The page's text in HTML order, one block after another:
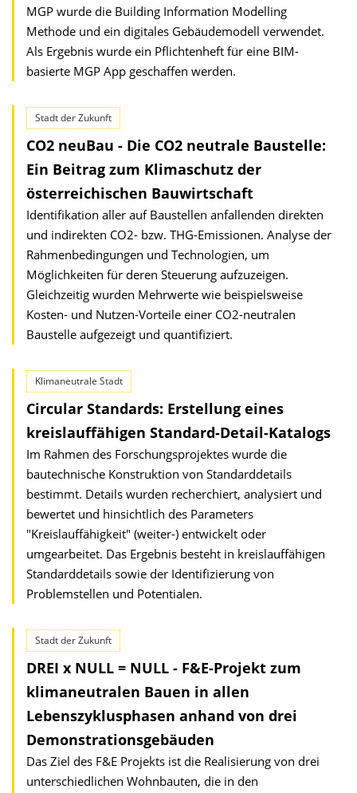
MGP wurde die Building Information Modelling
Methode und ein digitales Gebäudemodell verwendet.
Als Ergebnis wurde ein Pflichtenheft für eine BIM-
basierte MGP App geschaffen werden.
Stadt der Zukunft
CO2 neuBau - Die CO2 neutrale Baustelle:
Ein Beitrag zum Klimaschutz der
österreichischen Bauwirtschaft
Identifikation aller auf Baustellen anfallenden direkten
und indirekten CO2- bzw. THG-Emissionen. Analyse der
Rahmenbedingungen und Technologien, um
Möglichkeiten für deren Steuerung aufzuzeigen.
Gleichzeitig wurden Mehrwerte wie beispielsweise
Kosten- und Nutzen-Vorteile einer CO2-neutralen
Baustelle aufgezeigt und quantifiziert.
Klimaneutrale Stadt
Circular Standards: Erstellung eines
kreislauffähigen Standard-Detail-Katalogs
Im Rahmen des Forschungsprojektes wurde die
bautechnische Konstruktion von Standarddetails
bestimmt. Details wurden recherchiert, analysiert und
bewertet und hinsichtlich des Parameters
"Kreislauffähigkeit" (weiter-) entwickelt oder
umgearbeitet. Das Ergebnis besteht in kreislauffähigen
Standard­details sowie der Identifizierung von
Problemstellen und Potentialen.
Stadt der Zukunft
DREI x NULL = NULL - F&E-Projekt zum
klimaneutralen Bauen in allen
Lebenszyklusphasen anhand von drei
Demonstrationsgebäuden
Das Ziel des F&E Projekts ist die Realisierung von drei
unterschiedlichen Wohnbauten, die in den